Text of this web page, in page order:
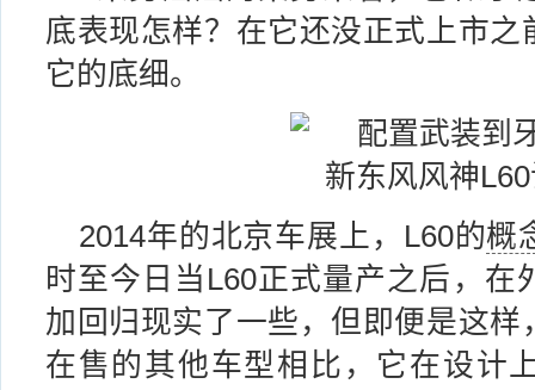
底表现怎样？在它还没正式上市
它的底细。
2014年的北京车展上，L60的概
时至今日当L60正式量产之后，在
加回归现实了一些，但即便是这
在售的其他车型相比，它在设计